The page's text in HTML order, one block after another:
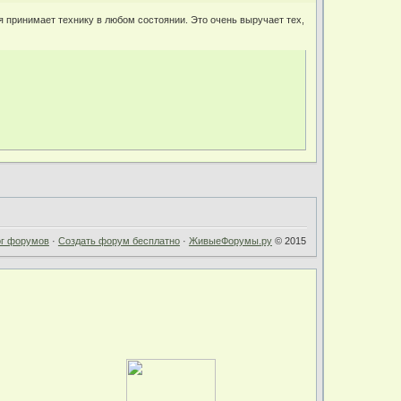
технику в любом состоянии. Это очень выручает тех,
форумов· Создать форум бесплатно· ЖивыеФорумы.ру© 2015